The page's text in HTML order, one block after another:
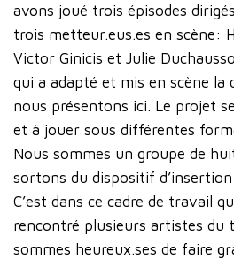
avons joué trois épisodes
trois metteur.eus.es en scène:
Victor Ginicis et Julie
qui a adapté et mis en scène la
nous présentons ici. Le projet
et à jouer sous différentes
Nous sommes un groupe de
sortons du dispositif d’insertion
C’est dans ce cadre de travail
rencontré plusieurs artistes du
sommes heureux.ses de faire